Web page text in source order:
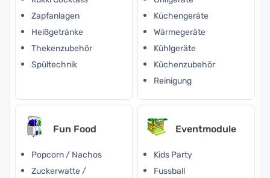
Zapfanlagen
Heißgetränke
Thekenzubehör
Spültechnik
Küchengeräte
Wärmegeräte
Kühlgeräte
Küchenzubehör
Reinigung
Fun Food
Popcorn / Nachos
Zuckerwatte /
Eventmodule
Kids Party
Fussball